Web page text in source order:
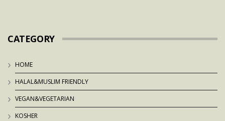
CATEGORY
HOME
HALAL&MUSLIM FRIENDLY
VEGAN&VEGETARIAN
KOSHER